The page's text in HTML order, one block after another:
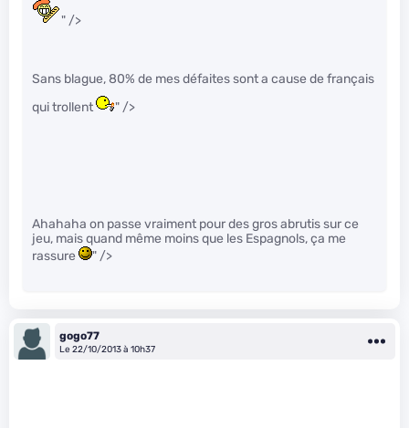
" />
Sans blague, 80% de mes défaites sont a cause de français
qui trollent
" />
Ahahaha on passe vraiment pour des gros abrutis sur ce
jeu, mais quand même moins que les Espagnols, ça me
rassure
" />
gogo77
Le 22/10/2013 à 10h37